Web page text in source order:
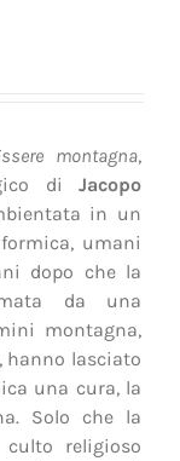
montagna,
di Jacopo
in un
umani
dopo che la
da una
montagna,
hanno lasciato
una cura, la
Solo che la
religioso